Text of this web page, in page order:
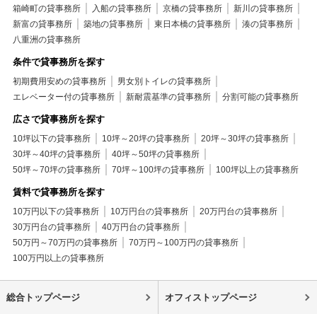
箱崎町の貸事務所
入船の貸事務所 京橋の貸事務所
新川の貸事務所
新富の貸事務所
築地の貸事務所 東日本橋の貸事務所
湊の貸事務所
八重洲の貸事務所
条件で貸事務所を探す
初期費用安めの貸事務所
男女別トイレの貸事務所
エレベーター付の貸事務所
新耐震基準の貸事務所 分割可能の貸事務所
広さで貸事務所を探す
10坪以下の貸事務所 10坪～20坪の貸事務所
20坪～30坪の貸事務所
30坪～40坪の貸事務所
40坪～50坪の貸事務所
50坪～70坪の貸事務所
70坪～100坪の貸事務所 100坪以上の貸事務所
賃料で貸事務所を探す
10万円以下の貸事務所 10万円台の貸事務所
20万円台の貸事務所
30万円台の貸事務所
40万円台の貸事務所
50万円～70万円の貸事務所
70万円～100万円の貸事務所
100万円以上の貸事務所
総合トップページ オフィストップページ